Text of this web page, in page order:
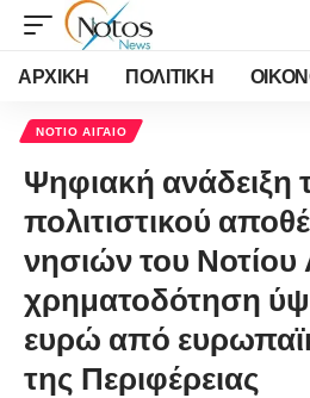
ΑΡΧΙΚΗ ΠΟΛΙΤΙΚΗ
ΝΟΤΙΟ ΑΙΓΑΙΟ
Ψηφιακή ανάδειξη
πολιτιστικού
νησιών του Νοτίου
χρηματοδότηση
ευρώ από
της Περιφέρειας